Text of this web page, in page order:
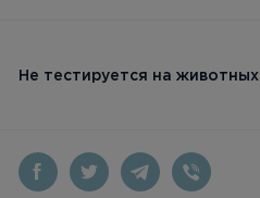
Не тестируется на животных